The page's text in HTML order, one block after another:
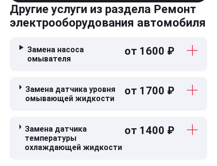
Другие услуги из раздела Ремонт
электрооборудования автомобиля
Замена насоса
омывателя
от 1600 ₽
Замена датчика уровня
омывающей жидкости
от 1700 ₽
Замена датчика
температуры
охлаждающей жидкости
от 1400 ₽